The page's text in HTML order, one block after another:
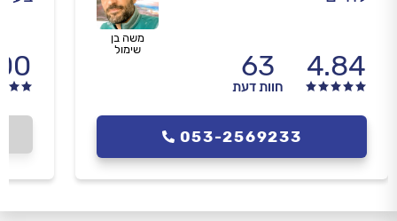
4.84
63
חוות דעת
משה בן
שימול
053-2569233